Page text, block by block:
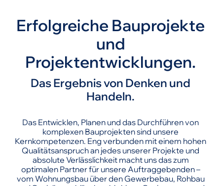
Erfolgreiche Bauprojekte
und
Projektentwicklungen.
Das Ergebnis von Denken und
Handeln.
Das Entwicklen, Planen und das Durchführen von
komplexen Bauprojekten sind unsere
Kernkompetenzen. Eng verbunden mit einem hohen
Qualitätsanspruch an jedes unserer Projekte und
absolute Verlässlichkeit macht uns das zum
optimalen Partner für unsere Auftraggebenden –
vom Wohnungsbau über den Gewerbebau, Rohbau